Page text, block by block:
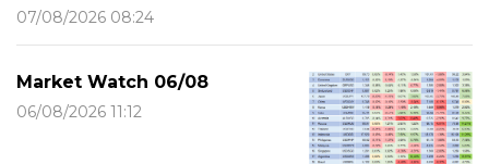
07/08/2026 08:24
Market Watch 06/08
06/08/2026 11:12